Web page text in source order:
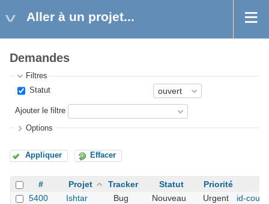
Aller à un projet...
Demandes
Filtres
Statut
Ajouter le filtre
Options
Appliquer Effacer
# Projet Tracker Statut
Priorité
5400
Ishtar Bug Nouveau Urgent id-court